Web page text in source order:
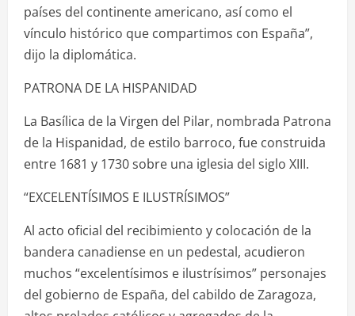
países del continente americano, así como el
vínculo histórico que compartimos con España”,
dijo la diplomática.
PATRONA DE LA HISPANIDAD
La Basílica de la Virgen del Pilar, nombrada Patrona
de la Hispanidad, de estilo barroco, fue construida
entre 1681 y 1730 sobre una iglesia del siglo XIII.
“EXCELENTÍSIMOS E ILUSTRÍSIMOS”
Al acto oficial del recibimiento y colocación de la
bandera canadiense en un pedestal, acudieron
muchos “excelentísimos e ilustrísimos” personajes
del gobierno de España, del cabildo de Zaragoza,